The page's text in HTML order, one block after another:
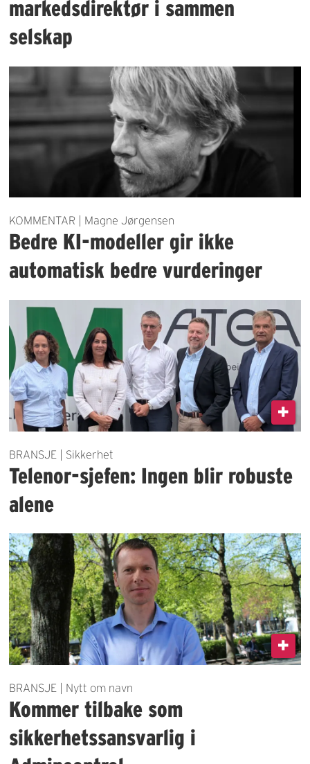
markedsdirektør i sammen
selskap
KOMMENTAR | Magne Jørgensen
Bedre KI-modeller gir ikke
automatisk bedre vurderinger
BRANSJE | Sikkerhet
Telenor-sjefen: Ingen blir robuste
alene
BRANSJE | Nytt om navn
Kommer tilbake som
sikkerhetssansvarlig i